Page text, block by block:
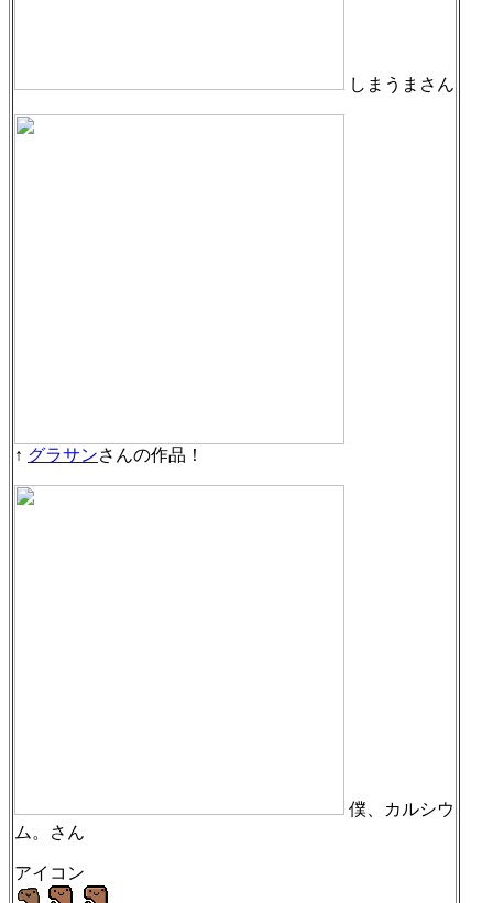
しまうまさん
↑ グラサンさんの作品！
僕、カルシウ
ム。さん
アイコン